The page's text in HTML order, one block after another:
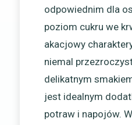
odpowiednim dla
poziom cukru we
akacjowy
niemal
delikatnym
jest idealnym
potraw i napojów.